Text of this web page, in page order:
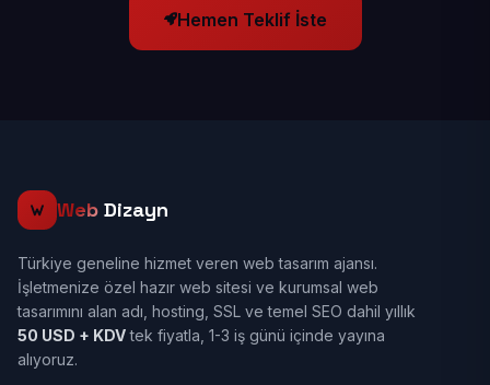
Hemen Teklif İste
Web Dizayn
Türkiye geneline hizmet veren web tasarım ajansı.
İşletmenize özel hazır web sitesi ve kurumsal web
tasarımını alan adı, hosting, SSL ve temel SEO dahil yıllık
50 USD + KDVtek fiyatla, 1-3 iş günü içinde yayına
alıyoruz.